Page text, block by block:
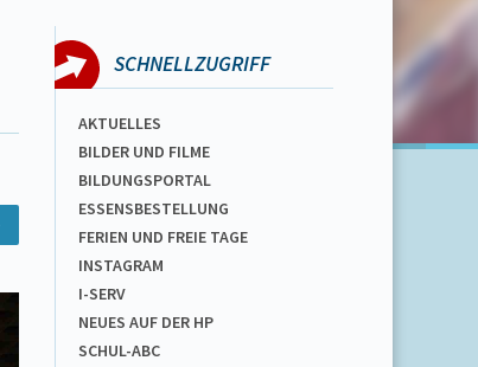
SCHNELLZUGRIFF
AKTUELLES
BILDER UND FILME
BILDUNGSPORTAL
ESSENSBESTELLUNG
FERIEN UND FREIE TAGE
INSTAGRAM
I-SERV
NEUES AUF DER HP
SCHUL-ABC